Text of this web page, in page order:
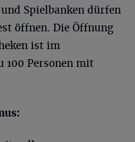
Spielbanken dürfen
öffnen. Die Öffnung
ist im
100 Personen mit